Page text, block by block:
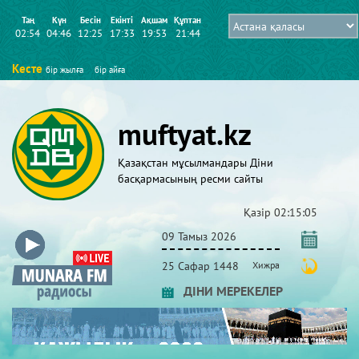
Таң
02:54
Күн
04:46
Бесін
12:25
Екінті
17:33
Ақшам
19:53
Құптан
21:44
Кесте бір жылға бір айға
muftyat.kz
Қазақстан мұсылмандары Діни
басқармасының ресми сайты
Қазір 02:15:05
09 Тамыз 2026
25 Сафар 1448 Хижра
ДІНИ МЕРЕКЕЛЕР